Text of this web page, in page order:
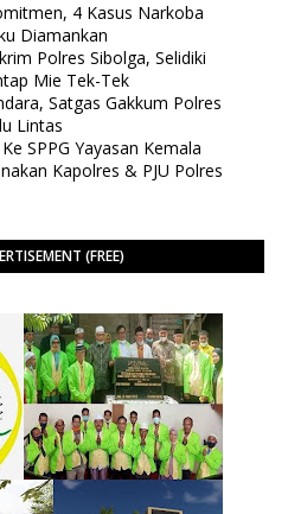
4 Kasus Narkoba
Diamankan
Polres Sibolga, Selidiki
Mie Tek-Tek
Satgas Gakkum Polres
Lintas
SPPG Yayasan Kemala
Kapolres & PJU Polres
(FREE)